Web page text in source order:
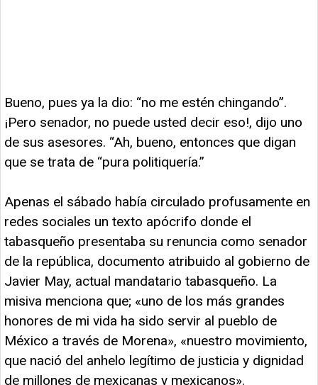
Bueno, pues ya la dio: “no me estén chingando”.
¡Pero senador, no puede usted decir eso!, dijo uno
de sus asesores. “Ah, bueno, entonces que digan
que se trata de “pura politiquería.”
Apenas el sábado había circulado profusamente en
redes sociales un texto apócrifo donde el
tabasqueño presentaba su renuncia como senador
de la república, documento atribuido al gobierno de
Javier May, actual mandatario tabasqueño. La
misiva menciona que; «uno de los más grandes
honores de mi vida ha sido servir al pueblo de
México a través de Morena», «nuestro movimiento,
que nació del anhelo legítimo de justicia y dignidad
de millones de mexicanas y mexicanos».